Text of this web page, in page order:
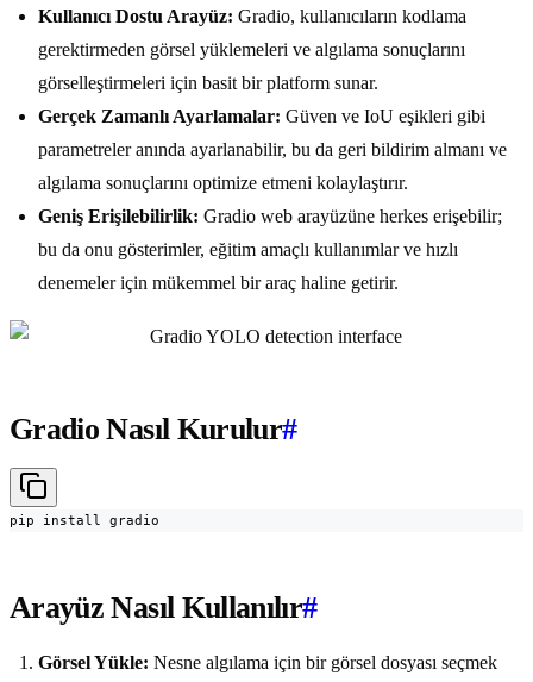
Kullanıcı Dostu Arayüz: Gradio, kullanıcıların kodlama
gerektirmeden görsel yüklemeleri ve algılama sonuçlarını
görselleştirmeleri için basit bir platform sunar.
Gerçek Zamanlı Ayarlamalar: Güven ve IoU eşikleri gibi
parametreler anında ayarlanabilir, bu da geri bildirim almanı ve
algılama sonuçlarını optimize etmeni kolaylaştırır.
Geniş Erişilebilirlik: Gradio web arayüzüne herkes erişebilir;
bu da onu gösterimler, eğitim amaçlı kullanımlar ve hızlı
denemeler için mükemmel bir araç haline getirir.
Gradio Nasıl Kurulur#
pip install gradio
Arayüz Nasıl Kullanılır#
Görsel Yükle: Nesne algılama için bir görsel dosyası seçmek